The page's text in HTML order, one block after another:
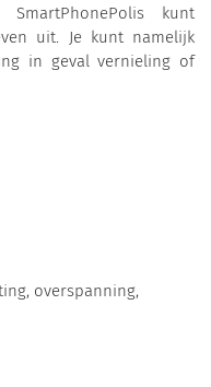
kunt
uit. Je kunt namelijk
in geval vernieling of
overspanning,